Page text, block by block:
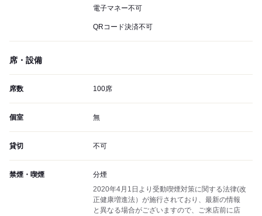
電子マネー不可
QRコード決済不可
席・設備
席数 100席
個室 無
貸切 不可
禁煙・喫煙
分煙
2020年4月1日より受動喫煙対策に関する法律(改
正健康増進法）が施行されており、最新の情報
と異なる場合がございますので、ご来店前に店